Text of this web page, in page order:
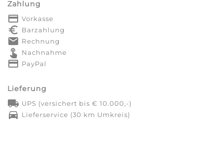
Zahlung
payment Vorkasse
euro_symbol Barzahlung
markunread Rechnung
touch_app Nachnahme
credit_card PayPal
Lieferung
local_shipping UPS (versichert bis € 10.000,-)
directions_car Lieferservice (30 km Umkreis)